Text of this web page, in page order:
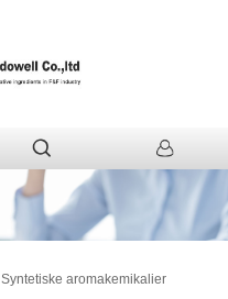
Syntetiske aromakemikalier